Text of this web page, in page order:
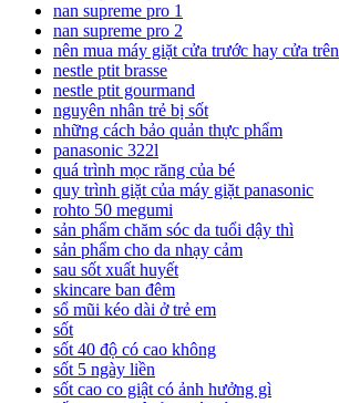
nan supreme pro 1
nan supreme pro 2
nên mua máy giặt cửa trước hay cửa trên
nestle ptit brasse
nestle ptit gourmand
nguyên nhân trẻ bị sốt
những cách bảo quản thực phẩm
panasonic 322l
quá trình mọc răng của bé
quy trình giặt của máy giặt panasonic
rohto 50 megumi
sản phẩm chăm sóc da tuổi dậy thì
sản phẩm cho da nhạy cảm
sau sốt xuất huyết
skincare ban đêm
sổ mũi kéo dài ở trẻ em
sốt
sốt 40 độ có cao không
sốt 5 ngày liền
sốt cao co giật có ảnh hưởng gì